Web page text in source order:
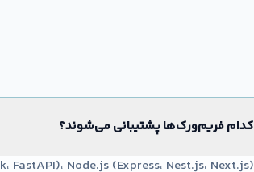
کدام فریم‌ورک‌ها پشتیبانی می‌شوند؟